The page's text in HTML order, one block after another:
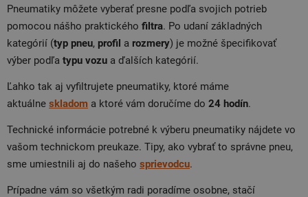
Pneumatiky môžete vyberať presne podľa svojich potrieb
pomocou nášho praktického filtra. Po udaní základných
kategórií (typ pneu, profil a rozmery) je možné špecifikovať
výber podľa typu vozu a ďalších kategórií.
Ľahko tak aj vyfiltrujete pneumatiky, ktoré máme
aktuálne skladom a ktoré vám doručíme do 24 hodín.
Technické informácie potrebné k výberu pneumatiky nájdete vo
vašom technickom preukaze. Tipy, ako vybrať to správne pneu,
sme umiestnili aj do našeho sprievodcu.
Prípadne vám so všetkým radi poradíme osobne, stačí